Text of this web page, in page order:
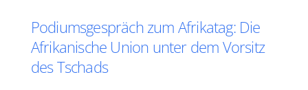
Podiumsgespräch zum Afrikatag: Die
Afrikanische Union unter dem Vorsitz
des Tschads